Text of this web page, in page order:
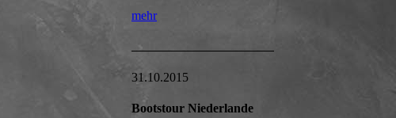
mehr
31.10.2015
Bootstour Niederlande